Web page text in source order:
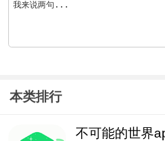
每个创作者都能打造专属空
实时更新作品阅读量、粉丝
本类排行
不可能的世界